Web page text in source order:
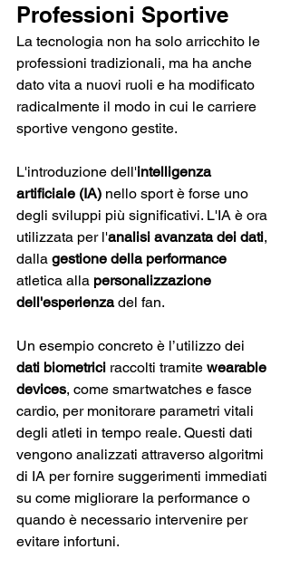
Professioni Sportive
La tecnologia non ha solo arricchito le
professioni tradizionali, ma ha anche
dato vita a nuovi ruoli e ha modificato
radicalmente il modo in cui le carriere
sportive vengono gestite.
L'introduzione dell'intelligenza
artificiale (IA) nello sport è forse uno
degli sviluppi più significativi. L'IA è ora
utilizzata per l'analisi avanzata dei dati,
dalla gestione della performance
atletica alla personalizzazione
dell'esperienza del fan​.
Un esempio concreto è l’utilizzo dei
dati biometrici raccolti tramite wearable
devices, come smartwatches e fasce
cardio, per monitorare parametri vitali
degli atleti in tempo reale. Questi dati
vengono analizzati attraverso algoritmi
di IA per fornire suggerimenti immediati
su come migliorare la performance o
quando è necessario intervenire per
evitare infortuni​.